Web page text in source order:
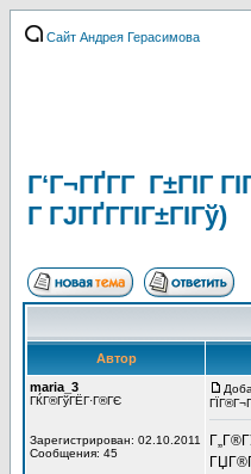
Сайт Андрея Герасимова
Г‘Г¬ГҐГ­Г Г±ГІГ
Г ГЈГҐГ­ГІГ±ГІГў)
Автор
maria_3
ГЌГ®ГўГЁГ·Г®ГЄ
Зарегистрирован: 02.10.2011
Сообщения: 45